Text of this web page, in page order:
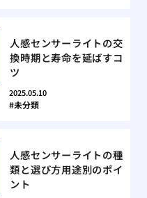
人感センサーライトの交
換時期と寿命を延ばすコ
ツ
2025.05.10
未分類
人感センサーライトの種
類と選び方用途別のポイ
ント